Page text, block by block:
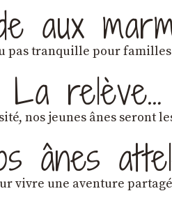
aux
pas tranquille pour
La relève…
nos jeunes ânes seront
ânes
vivre une aventure